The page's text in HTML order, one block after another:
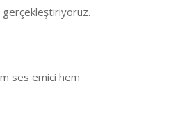
gerçekleştiriyoruz.
ses emici hem